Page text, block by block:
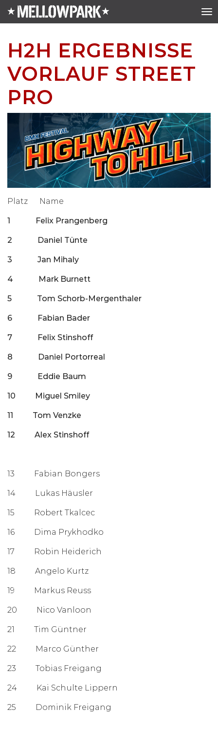
H2H ERGEBNISSE
VORLAUF STREET
PRO
Platz Name
1 Felix Prangenberg
2 Daniel Tünte
3 Jan Mihaly
4 Mark Burnett
5 Tom Schorb-Mergenthaler
6 Fabian Bader
7 Felix Stinshoff
8 Daniel Portorreal
9 Eddie Baum
10 Miguel Smiley
11 Tom Venzke
12 Alex Stinshoff
13 Fabian Bongers
14 Lukas Häusler
15 Robert Tkalcec
16 Dima Prykhodko
17 Robin Heiderich
18 Angelo Kurtz
19 Markus Reuss
20 Nico Vanloon
21 Tim Güntner
22 Marco Günther
23 Tobias Freigang
24 Kai Schulte Lippern
25 Dominik Freigang